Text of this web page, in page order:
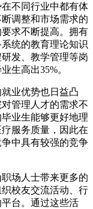
不同行业中都有体
调整和市场需求的
求不断提高。拥有
统的教育理论知识
发、教学管理等岗
生高出35%。
业优势也日益凸
管理人才的需求不
业生能够更好地理
服务质量，因此在
中具有较强的竞争
场人士带来更多的
校友交流活动、行
台。通过这些活